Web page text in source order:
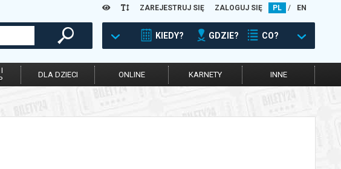
ZAREJESTRUJ SIĘ ZALOGUJ SIĘ PL / EN
KIEDY? GDZIE? CO?
DLA DZIECI ONLINE KARNETY INNE